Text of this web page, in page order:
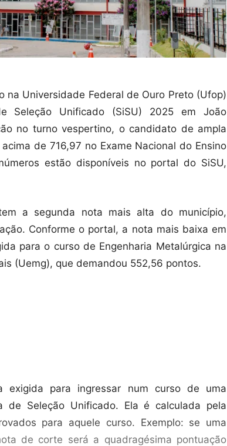
na Universidade Federal de Ouro Preto (Ufop)
Unificado (SiSU) 2025 em João
no turno vespertino, o candidato de ampla
de 716,97 no Exame Nacional do Ensino
estão disponíveis no portal do SiSU,
a segunda nota mais alta do município,
Conforme o portal, a nota mais baixa em
para o curso de Engenharia Metalúrgica na
(Uemg), que demandou 552,56 pontos.
para ingressar num curso de uma
de Seleção Unificado. Ela é calculada pela
para aquele curso. Exemplo: se uma
de corte será a quadragésima pontuação